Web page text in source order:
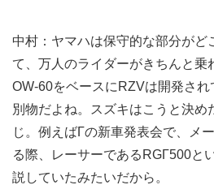
中村：ヤマハは保守的な部分がど
て、万人のライダーがきちんと乗
OW-60をベースにRZVは開発さ
別物だよね。スズキはこうと決め
じ。例えばΓの新車発表会で、メ
る際、レーサーであるRGΓ500と
説していたみたいだから。